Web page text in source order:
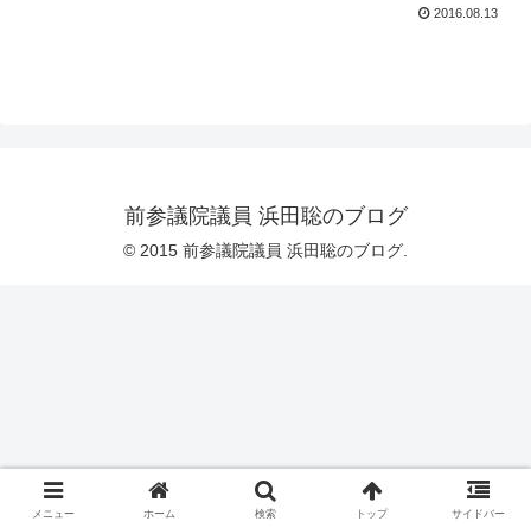
2016.08.13
前参議院議員 浜田聡のブログ
© 2015 前参議院議員 浜田聡のブログ.
メニュー ホーム 検索 トップ サイドバー